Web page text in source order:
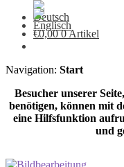
€0,00 0 Artikel
Navigation: Start
Besucher unserer
benötigen, können mit
eine Hilfsfunktion
und